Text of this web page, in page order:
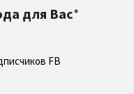
для Вас*
FB